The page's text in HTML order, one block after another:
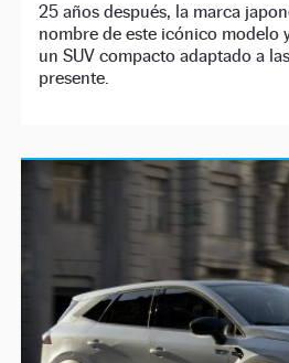
25 años después, la marca
nombre de este icónico modelo
un SUV compacto adaptado a
presente.